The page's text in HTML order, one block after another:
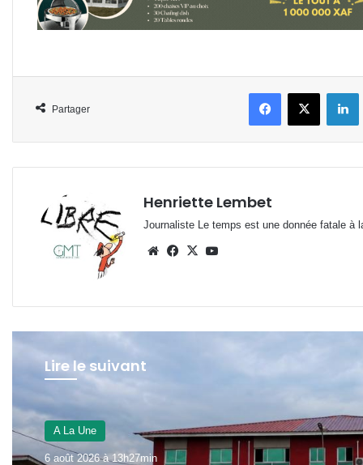
Partager
FacebookX
Henriette Lembet
Journaliste Le temps est une donnée fatale à
WebsiteFacebook
X
Lire le suivant
A La Une
6 août 2026 à 13h27min